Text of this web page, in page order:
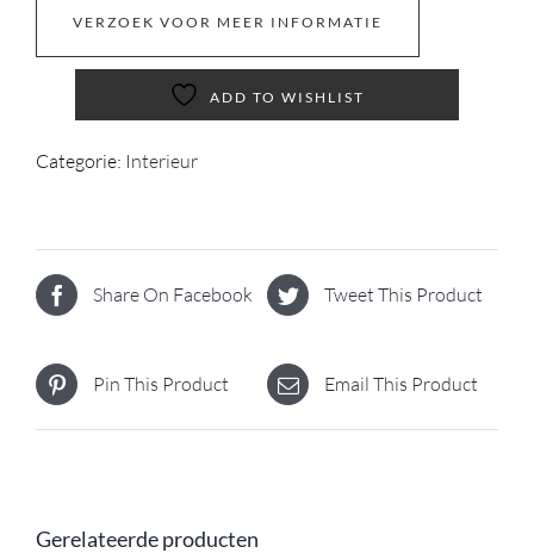
VERZOEK VOOR MEER INFORMATIE
ADD TO WISHLIST
Categorie: Interieur
Share On Facebook Tweet This Product
Pin This Product Email This Product
Gerelateerde producten